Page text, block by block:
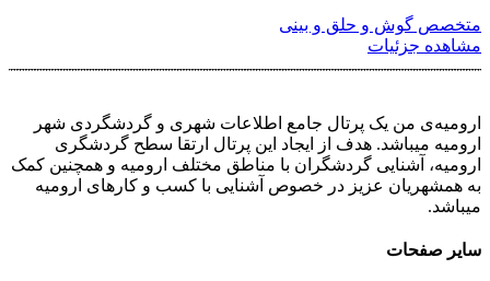
متخصص گوش و حلق و بینی
مشاهده جزئیات
ارومیه‌ی من یک پرتال جامع اطلاعات شهری و گردشگردی شهر
ارومیه میباشد. هدف از ایجاد این پرتال ارتقا سطح گردشگری
ارومیه، آشنایی گردشگران با مناطق مختلف ارومیه و همچنین کمک
به همشهریان عزیز در خصوص آشنایی با کسب و کارهای ارومیه
میباشد.
سایر صفحات